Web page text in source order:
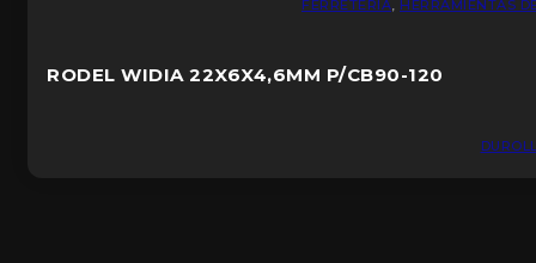
FERRETERIA HERRAMIENTAS
RODEL WIDIA 22X6X4,6MM P/CB90-120